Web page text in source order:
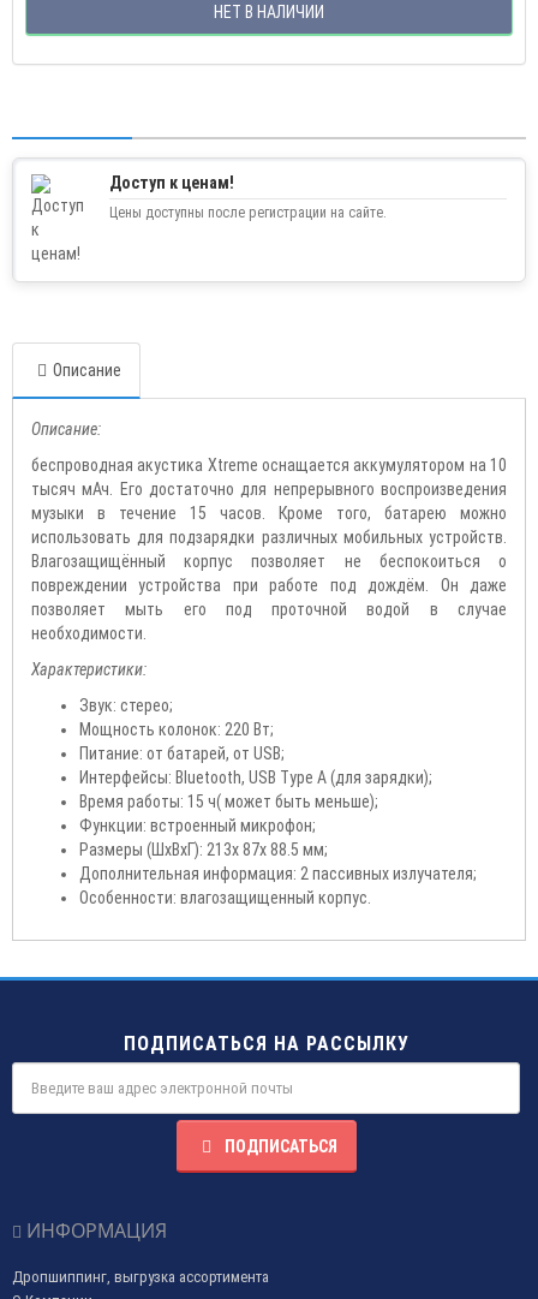
НЕТ В НАЛИЧИИ
Доступ к ценам!
Цены доступны после регистрации на сайте.
Описание
Описание:
беспроводная акустика Xtreme оснащается аккумулятором на 10
тысяч мАч. Его достаточно для непрерывного воспроизведения
музыки в течение 15 часов. Кроме того, батарею можно
использовать для подзарядки различных мобильных устройств.
Влагозащищённый корпус позволяет не беспокоиться о
повреждении устройства при работе под дождём. Он даже
позволяет мыть его под проточной водой в случае
необходимости.
Характеристики:
Звук: стерео;
Мощность колонок: 220 Вт;
Питание: от батарей, от USB;
Интерфейсы: Bluetooth, USB Type A (для зарядки);
Время работы: 15 ч( может быть меньше);
Функции: встроенный микрофон;
Размеры (ШxВxГ): 213x 87x 88.5 мм;
Дополнительная информация: 2 пассивных излучателя;
Особенности: влагозащищенный корпус.
ПОДПИСАТЬСЯ НА РАССЫЛКУ
ПОДПИСАТЬСЯ
ИНФОРМАЦИЯ
Дропшиппинг, выгрузка ассортимента